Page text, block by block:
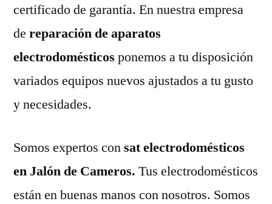
certificado de garantía. En nuestra empresa
de reparación de aparatos
electrodomésticos ponemos a tu disposición
variados equipos nuevos ajustados a tu gusto
y necesidades.
Somos expertos consat electrodomésticos
en Jalón de Cameros. Tus electrodomésticos
están en buenas manos con nosotros. Somos